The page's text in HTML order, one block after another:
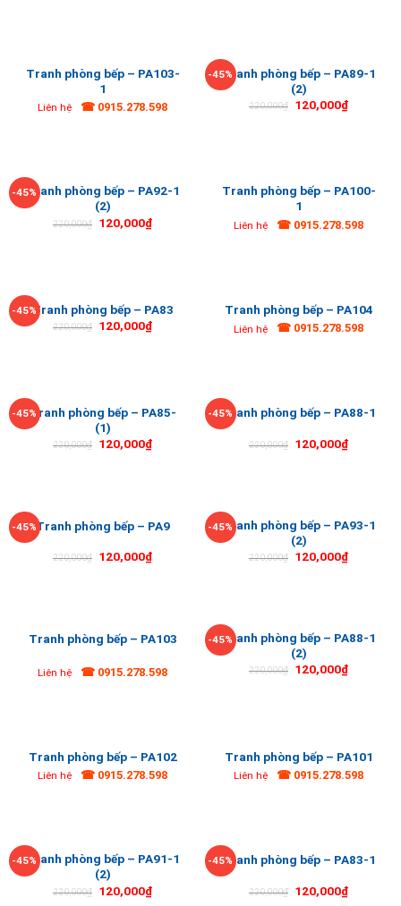
Tranh phòng bếp – PA103-
1
Liên hệ ☎ 0915.278.598
-45%Tranh phòng bếp – PA89-1
(2)
220,000₫ 120,000₫
-45%Tranh phòng bếp – PA92-1
(2)
220,000₫ 120,000₫
Tranh phòng bếp – PA100-
1
Liên hệ ☎ 0915.278.598
-45%Tranh phòng bếp – PA83
220,000₫ 120,000₫
Tranh phòng bếp – PA104
Liên hệ ☎ 0915.278.598
-45%Tranh phòng bếp – PA85-
(1)
220,000₫ 120,000₫
-45%Tranh phòng bếp – PA88-1
220,000₫ 120,000₫
-45%Tranh phòng bếp – PA9
220,000₫ 120,000₫
-45%Tranh phòng bếp – PA93-1
(2)
220,000₫ 120,000₫
Tranh phòng bếp – PA103
Liên hệ ☎ 0915.278.598
-45%Tranh phòng bếp – PA88-1
(2)
220,000₫ 120,000₫
Tranh phòng bếp – PA102
Liên hệ ☎ 0915.278.598
Tranh phòng bếp – PA101
Liên hệ ☎ 0915.278.598
-45%Tranh phòng bếp – PA91-1
(2)
220,000₫ 120,000₫
-45%Tranh phòng bếp – PA83-1
220,000₫ 120,000₫